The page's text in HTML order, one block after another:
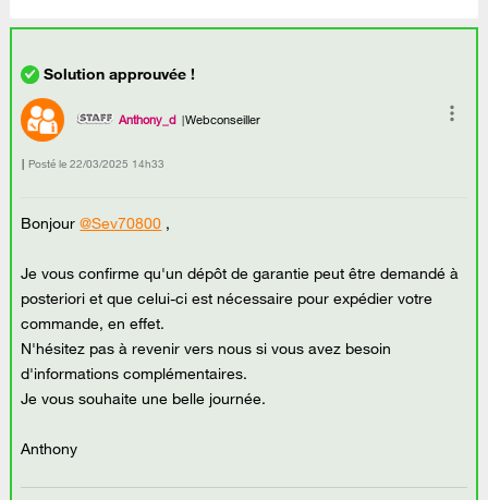
Anthony_d Webconseiller
Posté le ‎22/03/2025 14h33
Bonjour@Sev70800 ,
Je vous confirme qu'un dépôt de garantie peut être demandé à
posteriori et que celui-ci est nécessaire pour expédier votre
commande, en effet.
N'hésitez pas à revenir vers nous si vous avez besoin
d'informations complémentaires.
Je vous souhaite une belle journée.
Anthony